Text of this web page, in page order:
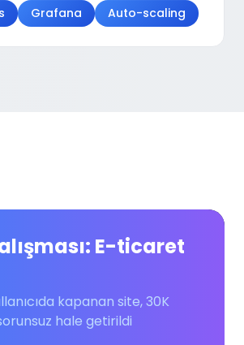
Grafana Auto-scaling
E-ticaret
kapanan site, 30K
hale getirildi